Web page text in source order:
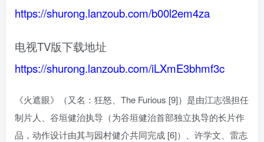
https://shurong.lanzoub.com/b00l2em4za
电视TV版下载地址
https://shurong.lanzoub.com/iLXmE3bhmf3c
《火遮眼》（又名：狂怒、The Furious [9]）是由江志强担任
制片人、谷垣健治执导（为谷垣健治首部独立执导的长片作
品，动作设计由其与园村健介共同完成 [6]）、许学文、雷志